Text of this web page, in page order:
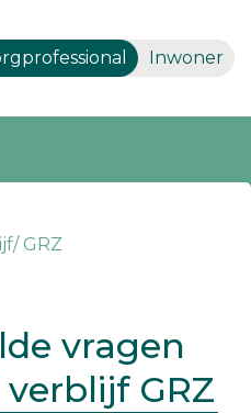
Inwoner
GRZ
vragen
GRZ